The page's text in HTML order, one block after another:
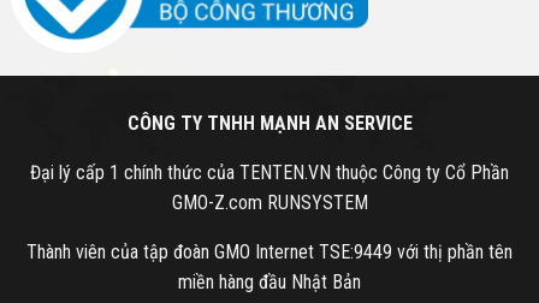
CÔNG TY TNHH MẠNH AN SERVICE
Đại lý cấp 1 chính thức của TENTEN.VN thuộc Công ty Cổ Phần
GMO-Z.com RUNSYSTEM
Thành viên của tập đoàn GMO Internet TSE:9449 với thị phần tên
miền hàng đầu Nhật Bản